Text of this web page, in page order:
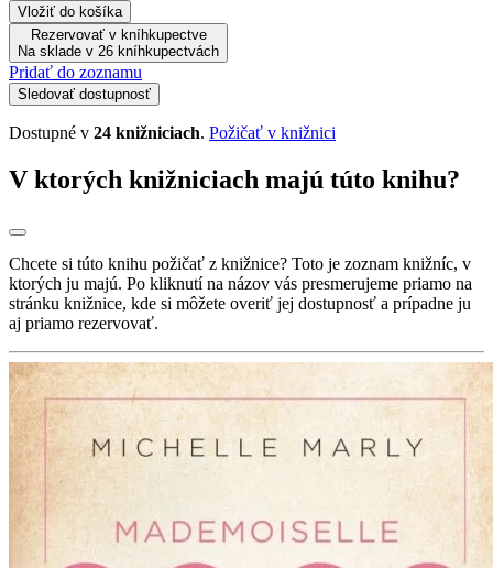
Vložiť do košíka
Rezervovať v kníhkupectve
Na sklade v 26 kníhkupectvách
Pridať do zoznamu
Sledovať dostupnosť
Dostupné v 24 knižniciach. Požičať v knižnici
V ktorých knižniciach majú túto knihu?
Chcete si túto knihu požičať z knižnice? Toto je zoznam knižníc, v
ktorých ju majú. Po kliknutí na názov vás presmerujeme priamo na
stránku knižnice, kde si môžete overiť jej dostupnosť a prípadne ju
aj priamo rezervovať.